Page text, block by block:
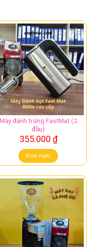
Máy đánh trứng FastMat (2
đầu)
355.000 ₫
Mua ngay